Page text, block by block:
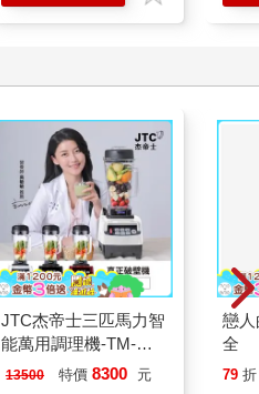
JTC杰帝士三匹馬力智
能萬用調理機-TM-
800-黑-公司貨(真正破
13500 特價 8300 元
戀
全
79 折